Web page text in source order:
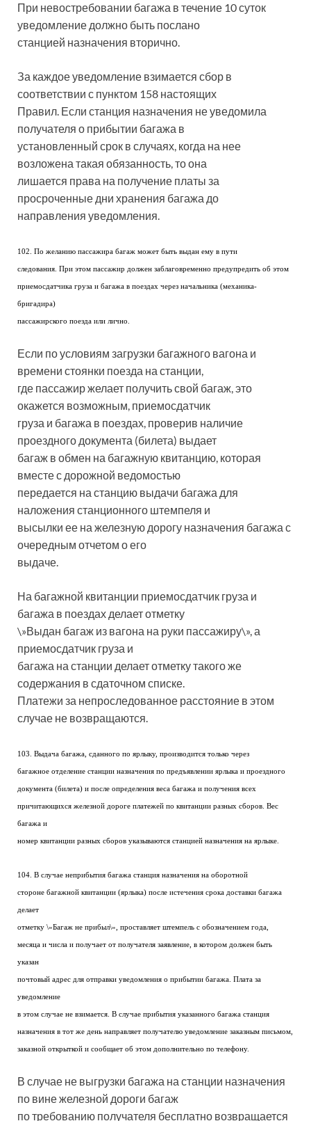
При невостребовании багажа в течение 10 суток
уведомление должно быть послано
станцией назначения вторично.
За каждое уведомление взимается сбор в
соответствии с пунктом 158 настоящих
Правил. Если станция назначения не уведомила
получателя о прибытии багажа в
установленный срок в случаях, когда на нее
возложена такая обязанность, то она
лишается права на получение платы за
просроченные дни хранения багажа до
направления уведомления.
102. По желанию пассажира багаж может быть выдан ему в пути
следования. При этом пассажир должен заблаговременно предупредить об этом
приемосдатчика груза и багажа в поездах через начальника (механика-
бригадира)
пассажирского поезда или лично.
Если по условиям загрузки багажного вагона и
времени стоянки поезда на станции,
где пассажир желает получить свой багаж, это
окажется возможным, приемосдатчик
груза и багажа в поездах, проверив наличие
проездного документа (билета) выдает
багаж в обмен на багажную квитанцию, которая
вместе с дорожной ведомостью
передается на станцию выдачи багажа для
наложения станционного штемпеля и
высылки ее на железную дорогу назначения багажа с
очередным отчетом о его
выдаче.
На багажной квитанции приемосдатчик груза и
багажа в поездах делает отметку
\»Выдан багаж из вагона на руки пассажиру\», а
приемосдатчик груза и
багажа на станции делает отметку такого же
содержания в сдаточном списке.
Платежи за непроследованное расстояние в этом
случае не возвращаются.
103. Выдача багажа, сданного по ярлыку, производится только через
багажное отделение станции назначения по предъявлении ярлыка и проездного
документа (билета) и после определения веса багажа и получения всех
причитающихся железной дороге платежей по квитанции разных сборов. Вес
багажа и
номер квитанции разных сборов указываются станцией назначения на ярлыке.
104. В случае неприбытия багажа станция назначения на оборотной
стороне багажной квитанции (ярлыка) после истечения срока доставки багажа
делает
отметку \»Багаж не прибыл\», проставляет штемпель с обозначением года,
месяца и числа и получает от получателя заявление, в котором должен быть
указан
почтовый адрес для отправки уведомления о прибытии багажа. Плата за
уведомление
в этом случае не взимается. В случае прибытия указанного багажа станция
назначения в тот же день направляет получателю уведомление заказным письмом,
заказной открыткой и сообщает об этом дополнительно по телефону.
В случае не выгрузки багажа на станции назначения
по вине железной дороги багаж
по требованию получателя бесплатно возвращается